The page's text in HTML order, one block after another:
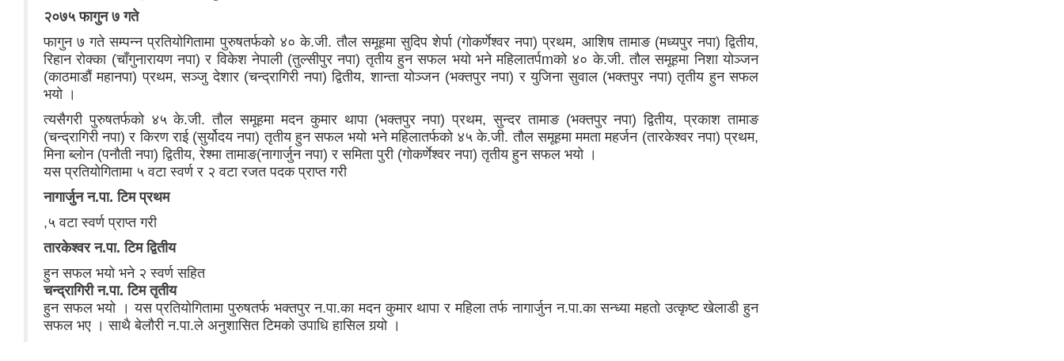
२०७५ फागुन ७ गते
फागुन ७ गते सम्पन्न प्रतियोगितामा पुरुषतर्फको ४० के.जी. तौल समूहमा सुदिप शेर्पा (गोकर्णेश्वर नपा) प्रथम, आशिष तामाङ (मध्यपुर नपा) द्वितीय,
रिहान रोक्का (चाँगुनारायण नपा) र विकेश नेपाली (तुल्सीपुर नपा) तृतीय हुन सफल भयो भने महिलातर्पmको ४० के.जी. तौल समूहमा निशा योञ्जन
(काठमाडौं महानपा) प्रथम, सञ्जु देशार (चन्द्रागिरी नपा) द्वितीय, शान्ता योञ्जन (भक्तपुर नपा) र युजिना सुवाल (भक्तपुर नपा) तृतीय हुन सफल
भयो ।
त्यसैगरी पुरुषतर्फको ४५ के.जी. तौल समूहमा मदन कुमार थापा (भक्तपुर नपा) प्रथम, सुन्दर तामाङ (भक्तपुर नपा) द्वितीय, प्रकाश तामाङ
(चन्द्रागिरी नपा) र किरण राई (सुर्योदय नपा) तृतीय हुन सफल भयो भने महिलातर्फको ४५ के.जी. तौल समूहमा ममता महर्जन (तारकेश्वर नपा) प्रथम,
मिना ब्लोन (पनौती नपा) द्वितीय, रेश्मा तामाङ(नागार्जुन नपा) र समिता पुरी (गोकर्णेश्वर नपा) तृतीय हुन सफल भयो ।
यस प्रतियोगितामा ५ वटा स्वर्ण र २ वटा रजत पदक प्राप्त गरी
नागार्जुन न.पा. टिम प्रथम
,५ वटा स्वर्ण प्राप्त गरी
तारकेश्वर न.पा. टिम द्वितीय
हुन सफल भयो भने २ स्वर्ण सहित
चन्द्रागिरी न.पा. टिम तृतीय
हुन सफल भयो । यस प्रतियोगितामा पुरुषतर्फ भक्तपुर न.पा.का मदन कुमार थापा र महिला तर्फ नागार्जुन न.पा.का सन्ध्या महतो उत्कृष्ट खेलाडी हुन
सफल भए । साथै बेलौरी न.पा.ले अनुशासित टिमको उपाधि हासिल गर्‍यो ।